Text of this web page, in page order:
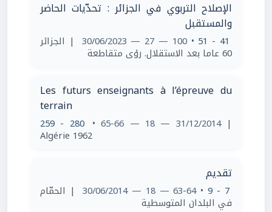
الإصلاح التربوي في الجزائر : تحدّيات الحاضر
والمستقبل
41 - 51
• 100 — 27 — 30/06/2023 | الجزائر
60 عاما بعد الاستقلال. رؤى متقاطعة
Les futurs enseignants à l’épreuve du
terrain
259 - 280 • 65-66 — 18 — 31/12/2014 |
Algérie 1962
تقديم
7 - 9
• 63-64 — 18 — 30/06/2014 | الحمّام
في البلدان المتوسطية